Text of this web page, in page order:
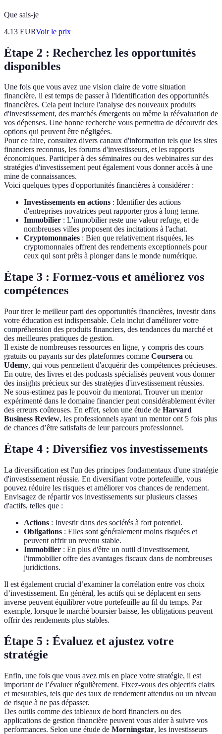
Que sais-je
4.13 EURVoir le prix
Étape 2 : Recherchez les opportunités
disponibles
Une fois que vous avez une vision claire de votre situation
financière, il est temps de passer à l'identification des opportunités
financières. Cela peut inclure l'analyse des nouveaux produits
d'investissement, des marchés émergents ou même la réévaluation de
vos dépenses. Une bonne recherche vous permettra de découvrir des
options qui peuvent être négligées.
Pour ce faire, consultez divers canaux d'information tels que les sites
financiers reconnus, les forums d'investisseurs, et les rapports
économiques. Participer à des séminaires ou des webinaires sur des
stratégies d'investissement peut également vous donner accès à une
mine de connaissances.
Voici quelques types d'opportunités financières à considérer :
Investissements en actions : Identifier des actions
d'entreprises novatrices peut rapporter gros à long terme.
Immobilier : L'immobilier reste une valeur refuge, et de
nombreuses villes proposent des incitations à l'achat.
Cryptomonnaies : Bien que relativement risquées, les
cryptomonnaies offrent des rendements exceptionnels pour
ceux qui sont prêts à plonger dans le monde numérique.
Étape 3 : Formez-vous et améliorez vos
compétences
Pour tirer le meilleur parti des opportunités financières, investir dans
votre éducation est indispensable. Cela inclut d'améliorer votre
compréhension des produits financiers, des tendances du marché et
des meilleures pratiques de gestion.
Il existe de nombreuses ressources en ligne, y compris des cours
gratuits ou payants sur des plateformes comme Coursera ou
Udemy, qui vous permettent d'acquérir des compétences précieuses.
En outre, des livres et des podcasts spécialisés peuvent vous donner
des insights précieux sur des stratégies d'investissement réussies.
Ne sous-estimez pas le pouvoir du mentorat. Trouver un mentor
expérimenté dans le domaine financier peut considérablement éviter
des erreurs coûteuses. En effet, selon une étude de Harvard
Business Review, les professionnels ayant un mentor ont 5 fois plus
de chances d’être satisfaits de leur parcours professionnel.
Étape 4 : Diversifiez vos investissements
La diversification est l'un des principes fondamentaux d'une stratégie
d'investissement réussie. En diversifiant votre portefeuille, vous
pouvez réduire les risques et améliorer vos chances de rendement.
Envisagez de répartir vos investissements sur plusieurs classes
d'actifs, telles que :
Actions : Investir dans des sociétés à fort potentiel.
Obligations : Elles sont généralement moins risquées et
peuvent offrir un revenu stable.
Immobilier : En plus d'être un outil d'investissement,
l'immobilier offre des avantages fiscaux dans de nombreuses
juridictions.
Il est également crucial d’examiner la corrélation entre vos choix
d’investissement. En général, les actifs qui se déplacent en sens
inverse peuvent équilibrer votre portefeuille au fil du temps. Par
exemple, lorsque le marché boursier baisse, les obligations peuvent
offrir des rendements plus stables.
Étape 5 : Évaluez et ajustez votre
stratégie
Enfin, une fois que vous avez mis en place votre stratégie, il est
important de l’évaluer régulièrement. Fixez-vous des objectifs clairs
et mesurables, tels que des taux de rendement attendus ou un niveau
de risque à ne pas dépasser.
Des outils comme des tableaux de bord financiers ou des
applications de gestion financière peuvent vous aider à suivre vos
performances. Selon une étude de Morningstar, les investisseurs